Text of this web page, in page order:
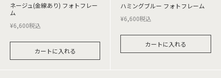
ネージュ(金線あり) フォトフレー
ム
¥6,600税込
カートに入れる
ハミングブルー フォトフレーム
¥6,600税込
カートに入れる